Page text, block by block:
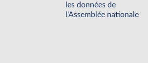
les données de
l'Assemblée nationale